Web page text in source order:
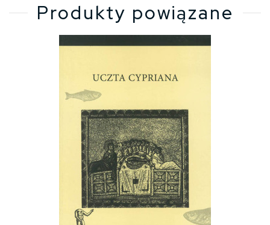
Produkty powiązane